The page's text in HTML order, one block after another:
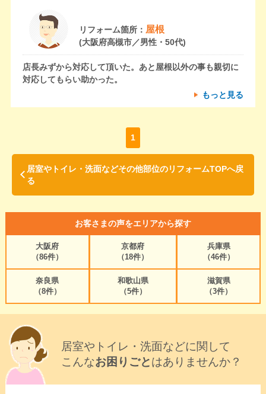
リフォーム箇所： 屋根
(大阪府高槻市／男性・50代)
店長みずから対応して頂いた。あと屋根以外の事も親切に
対応してもらい助かった。
もっと見る
1
居室やトイレ・洗面などその他部位のリフォームTOPへ戻
る
お客さまの声をエリアから探す
大阪府
（86件）
京都府
（18件）
兵庫県
（46件）
奈良県
（8件）
和歌山県
（5件）
滋賀県
（3件）
居室やトイレ・洗面などに関して
こんなお困りごとはありませんか？